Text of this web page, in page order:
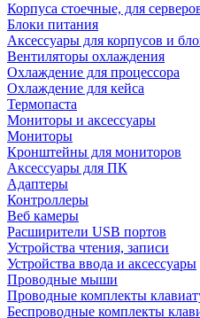
Корпуса стоечные, для
Блоки питания
Аксессуары для корпусов и
Вентиляторы охлаждения
Охлаждение для процессора
Охлаждение для кейса
Термопаста
Мониторы и аксессуары
Мониторы
Кронштейны для мониторов
Аксессуары для ПК
Адаптеры
Контроллеры
Веб камеры
Расширители USB портов
Устройства чтения, записи
Устройства ввода и аксессуары
Проводные мыши
Проводные комплекты
Беспроводные комплекты